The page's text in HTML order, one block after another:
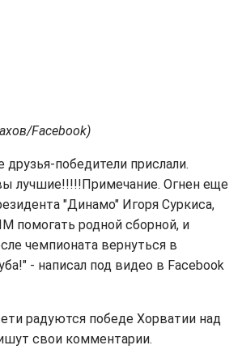
Facebook)
победители прислали.
лучшие!!!!!Примечание. Огнен еще
"Динамо" Игоря Суркиса,
помогать родной сборной, и
чемпионата вернуться в
- написал под видео в Facebook
радуются победе Хорватии над
свои комментарии.